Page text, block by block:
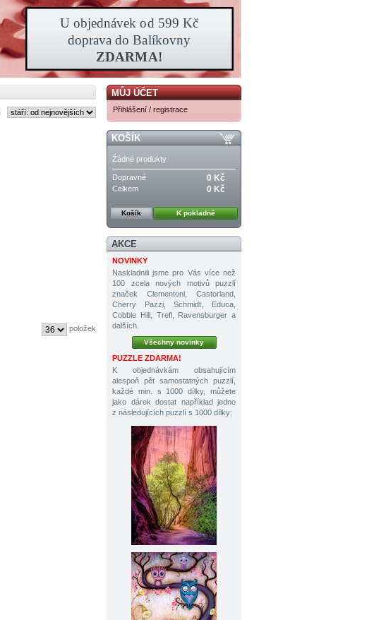
položek
MŮJ ÚČET
Přihlášení / registrace
KOŠÍK
Žádné produkty
Dopravné 0 Kč
Celkem 0 Kč
Košík K pokladně
AKCE
NOVINKY
Naskladnili jsme pro Vás více než
100 zcela nových motivů puzzlí
značek Clementoni, Castorland,
Cherry Pazzi, Schmidt, Educa,
Cobble Hill, Trefl, Ravensburger a
dalších.
Všechny novinky
PUZZLE ZDARMA!
K objednávkám obsahujícím
alespoň pět samostatných puzzlí,
každé min. s 1000 dílky, můžete
jako dárek dostat například jedno
z následujících puzzlí s 1000 dílky: